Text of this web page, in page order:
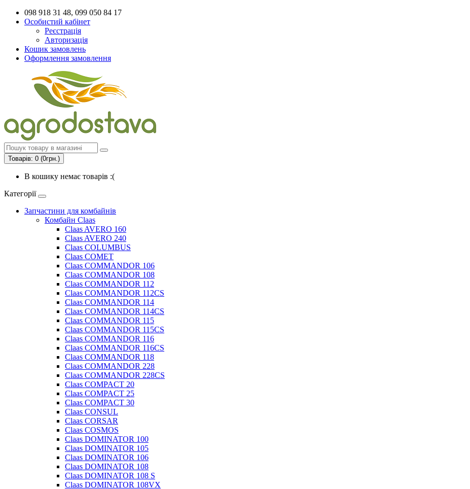
098 918 31 48, 099 050 84 17
Особистий кабінет
Реєстрація
Авторизація
Кошик замовлень
Оформлення замовлення
Товарів: 0 (0грн.)
В кошику немає товарів :(
Категорії
Запчастини для комбайнів
Комбайн Claas
Claas AVERO 160
Claas AVERO 240
Claas COLUMBUS
Claas COMET
Claas COMMANDOR 106
Claas COMMANDOR 108
Claas COMMANDOR 112
Claas COMMANDOR 112CS
Claas COMMANDOR 114
Claas COMMANDOR 114CS
Claas COMMANDOR 115
Claas COMMANDOR 115CS
Claas COMMANDOR 116
Claas COMMANDOR 116CS
Claas COMMANDOR 118
Claas COMMANDOR 228
Claas COMMANDOR 228CS
Claas COMPACT 20
Claas COMPACT 25
Claas COMPACT 30
Claas CONSUL
Claas CORSAR
Claas COSMOS
Claas DOMINATOR 100
Claas DOMINATOR 105
Claas DOMINATOR 106
Claas DOMINATOR 108
Claas DOMINATOR 108 S
Claas DOMINATOR 108VX